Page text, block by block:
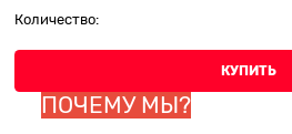
Количество:
КУПИТЬ
ПОЧЕМУ МЫ?